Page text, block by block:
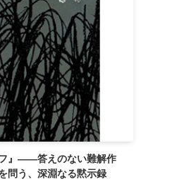
フ』——答えのない難解作
問う、深淵なる黙示録